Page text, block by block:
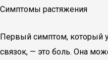
Симптомы растяжения
Первый симптом, который
связок, — это боль. Она